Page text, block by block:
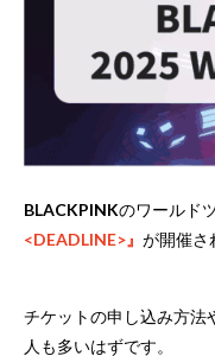
BLACKPINKのワールド
<DEADLINE>』 が開催さ
チケットの申し込み方法
人も多いはずです。